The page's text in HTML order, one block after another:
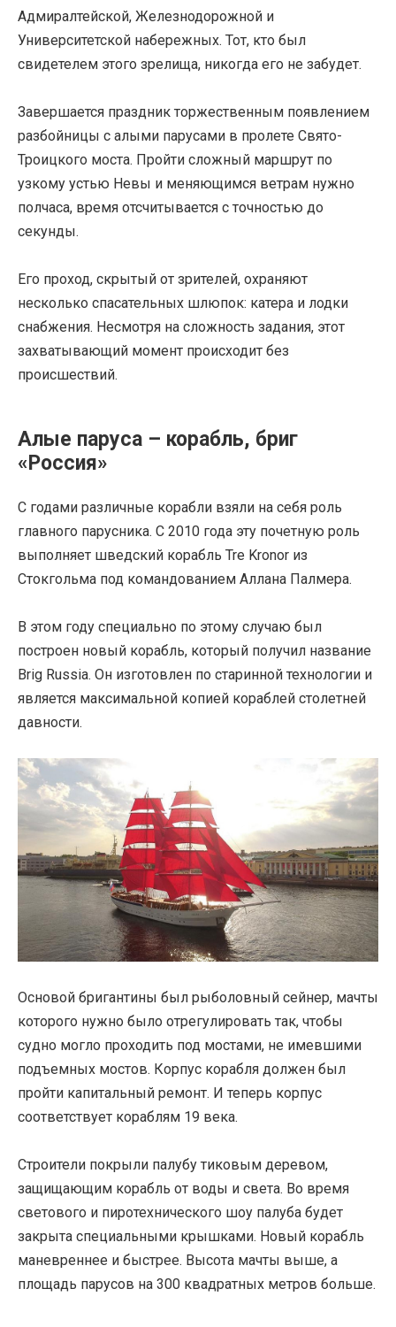
Адмиралтейской, Железнодорожной и
Университетской набережных. Тот, кто был
свидетелем этого зрелища, никогда его не забудет.
Завершается праздник торжественным появлением
разбойницы с алыми парусами в пролете Свято-
Троицкого моста. Пройти сложный маршрут по
узкому устью Невы и меняющимся ветрам нужно
полчаса, время отсчитывается с точностью до
секунды.
Его проход, скрытый от зрителей, охраняют
несколько спасательных шлюпок: катера и лодки
снабжения. Несмотря на сложность задания, этот
захватывающий момент происходит без
происшествий.
Алые паруса – корабль, бриг
«Россия»
С годами различные корабли взяли на себя роль
главного парусника. С 2010 года эту почетную роль
выполняет шведский корабль Tre Kronor из
Стокгольма под командованием Аллана Палмера.
В этом году специально по этому случаю был
построен новый корабль, который получил название
Brig Russia. Он изготовлен по старинной технологии и
является максимальной копией кораблей столетней
давности.
Основой бригантины был рыболовный сейнер, мачты
которого нужно было отрегулировать так, чтобы
судно могло проходить под мостами, не имевшими
подъемных мостов. Корпус корабля должен был
пройти капитальный ремонт. И теперь корпус
соответствует кораблям 19 века.
Строители покрыли палубу тиковым деревом,
защищающим корабль от воды и света. Во время
светового и пиротехнического шоу палуба будет
закрыта специальными крышками. Новый корабль
маневреннее и быстрее. Высота мачты выше, а
площадь парусов на 300 квадратных метров больше.